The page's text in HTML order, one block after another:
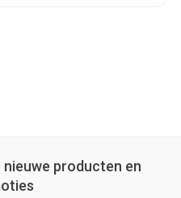
producten en